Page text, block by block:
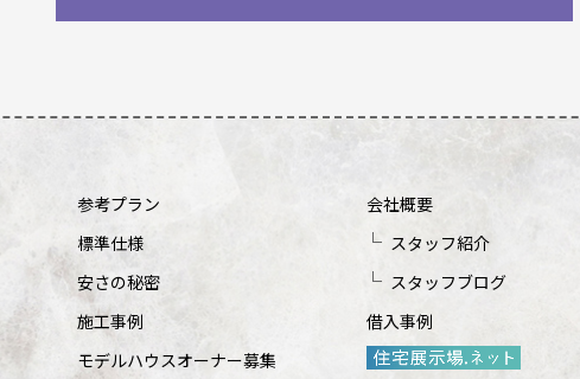
参考プラン
標準仕様
安さの秘密
施工事例
モデルハウスオーナー募集
会社概要
スタッフ紹介
スタッフブログ
借入事例